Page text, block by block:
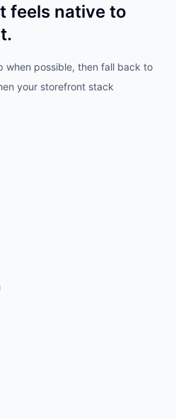
feels native to
when possible, then fall back to
your storefront stack